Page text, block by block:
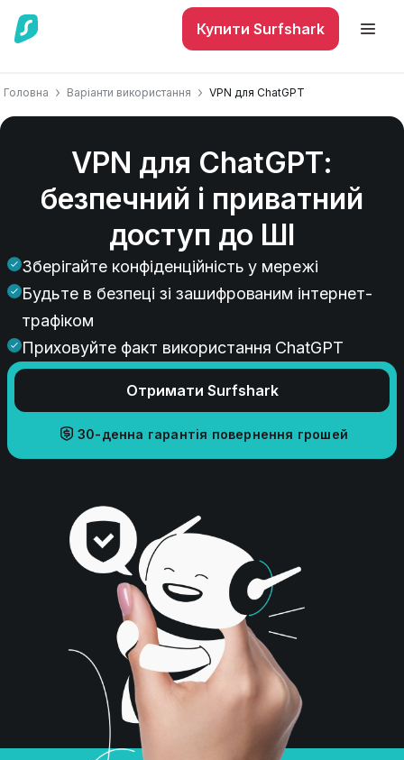
Купити Surfshark
Головна Варіанти використання VPN для ChatGPT
VPN для ChatGPT:
безпечний і приватний
доступ до ШІ
Зберігайте конфіденційність у мережі
Будьте в безпеці зі зашифрованим інтернет-
трафіком
Приховуйте факт використання ChatGPT
Отримати Surfshark
30-денна гарантія повернення грошей